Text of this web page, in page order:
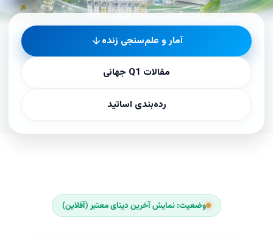
آمار و علم‌سنجی زنده
مقالات Q1 جهانی
رده‌بندی اساتید
وضعیت: نمایش آخرین دیتای معتبر (آفلاین)